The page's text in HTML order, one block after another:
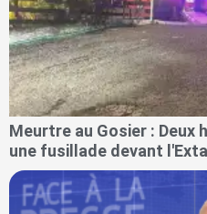
Meurtre au Gosier : Deux
une fusillade devant